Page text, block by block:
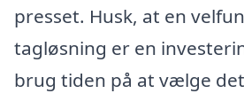
presset. Husk, at en
tagløsning er en
brug tiden på at vælge